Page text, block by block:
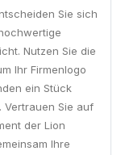
Sie sich
Nutzen Sie die
Ihr Firmenlogo
ein Stück
Vertrauen Sie auf
der Lion
Ihre